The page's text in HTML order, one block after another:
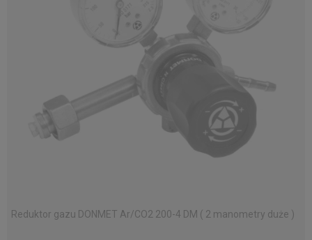
Reduktor gazu DONMET Ar/CO2 200-4 DM ( 2 manometry duże )